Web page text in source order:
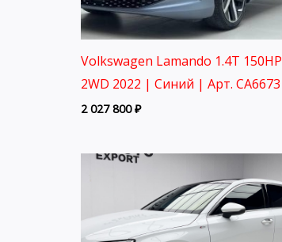
Volkswagen Lamando 1.4T 150HP
2WD 2022 | Синий | Арт. CA6673
2 027 800₽